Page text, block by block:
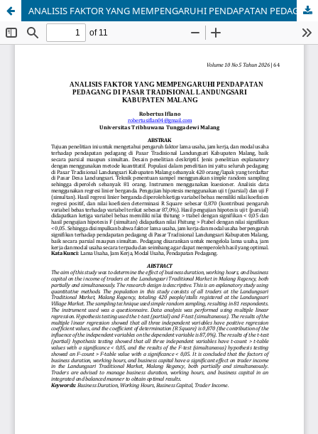
ANALISIS FAKTOR YANG MEMPENGARUHI PENDAPATAN PEDAGANG DI PASAR TRADISIONAL LANDUNGSARI KABUPATEN MALANG